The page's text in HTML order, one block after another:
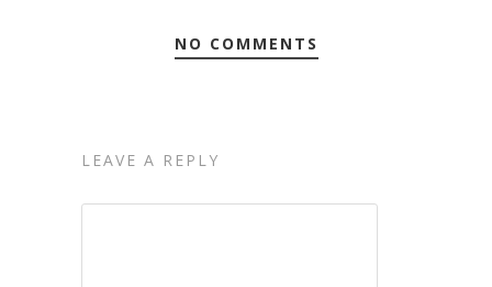
NO COMMENTS
LEAVE A REPLY